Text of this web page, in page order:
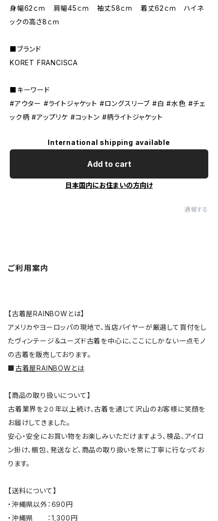
身幅62ｃｍ 肩幅45ｃｍ 袖丈58ｃｍ 着丈62ｃｍ ハイネ
ックの高さ8ｃｍ
■ブランド
KORET FRANCISCA
■キーワード
#アウター #ライトジャケット #ロングスリーブ #白 #水色 #チェ
ック柄 #アップリケ #コットン #柄ライトジャケット
International shipping available
Add to cart
日本国内にお住まいの方向け
通報する
ご利用案内
【古着屋RAINBOWとは】
アメリカやヨーロッパの現地で、当店バイヤーが厳選して買付をし
たヴィンテージ＆ユーズド古着を中心に、ここにしかない一点モノ
の古着を販売しております。
■古着屋RAINBOWとは
【商品の取り扱いについて】
古着業界を２０年以上続け、古着を通じて沢山のお客様に笑顔を
お届けしてきました。
安心・安全にお買い物をお楽しみいただけますよう、検品、アイロ
ン掛け、梱包、発送など、商品の取り扱いを常に丁寧に行なってお
ります。
【送料について】
・沖縄県以外：690円
・沖縄県 ：1,300円